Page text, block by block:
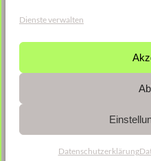
Dienste verwalten
Datenschutzerklärung